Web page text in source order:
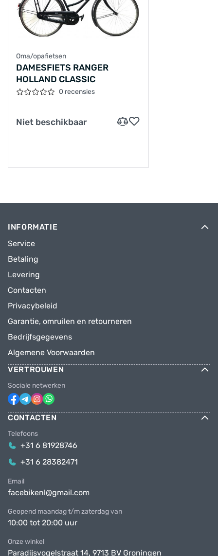
Oma/opafietsen
DAMESFIETS RANGER
HOLLAND CLASSIC
0 recensies
Niet beschikbaar
INFORMATIE
Service
Betaling
Levering
Contacten
Privacybeleid
Garantie, omruilen en retourneren
Bedrijfsgegevens
Algemene Voorwaarden
VERTROUWEN
Sociale netwerken
CONTACTEN
Telefoons
+31 6 81928746
+31 6 28382471
Email
facebikenl@gmail.com
Geopend maandag t/m zaterdag van
10:00 tot 20:00 uur
Onze winkel
Paradijsvogelstraat 14, 9713 BV Groningen